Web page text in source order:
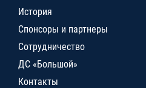
История
Спонсоры и партнеры
Сотрудничество
ДС «Большой»
Контакты